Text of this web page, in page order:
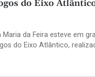
do Eixo
da Feira esteve em
do Eixo Atlântico,